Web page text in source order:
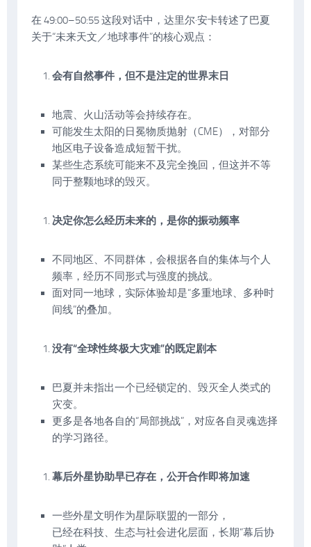
在 49:00–50:55 这段对话中，达里尔·安卡转述了巴夏
关于“未来天文／地球事件”的核心观点：
会有自然事件，但不是注定的世界末日
地震、火山活动等会持续存在。
可能发生太阳的日冕物质抛射（CME），对部分
地区电子设备造成短暂干扰。
某些生态系统可能来不及完全挽回，但这并不等
同于整颗地球的毁灭。
决定你怎么经历未来的，是你的振动频率
不同地区、不同群体，会根据各自的集体与个人
频率，经历不同形式与强度的挑战。
面对同一地球，实际体验却是“多重地球、多种时
间线”的叠加。
没有“全球性终极大灾难”的既定剧本
巴夏并未指出一个已经锁定的、毁灭全人类式的
灾变。
更多是各地各自的“局部挑战”，对应各自灵魂选择
的学习路径。
幕后外星协助早已存在，公开合作即将加速
一些外星文明作为星际联盟的一部分，
已经在科技、生态与社会进化层面，长期“幕后协